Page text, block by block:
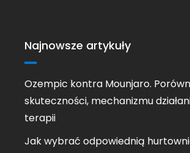
Najnowsze artykuły
Ozempic kontra Mounjaro.
skuteczności, mechanizmu
terapii
Jak wybrać odpowiednią